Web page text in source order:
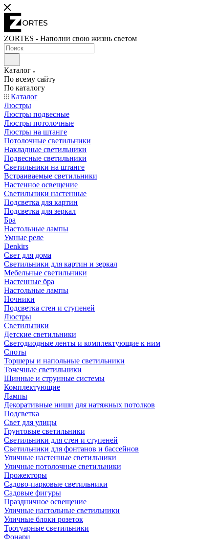
ZORTES - Наполни свою жизнь светом
Каталог
По всему сайту
По каталогу
Каталог
Люстры
Люстры подвесные
Люстры потолочные
Люстры на штанге
Потолочные светильники
Накладные светильники
Подвесные светильники
Светильники на штанге
Встраиваемые светильники
Настенное освещение
Светильники настенные
Подсветка для картин
Подсветка для зеркал
Бра
Настольные лампы
Умные реле
Denkirs
Свет для дома
Светильники для картин и зеркал
Мебельные светильники
Настенные бра
Настольные лампы
Ночники
Подсветка стен и ступеней
Люстры
Светильники
Детские светильники
Светодиодные ленты и комплектующие к ним
Споты
Торшеры и напольные светильники
Точечные светильники
Шинные и струнные системы
Комплектующие
Лампы
Декоративные ниши для натяжных потолков
Подсветка
Свет для улицы
Грунтовые светильники
Светильники для стен и ступеней
Светильники для фонтанов и бассейнов
Уличные настенные светильники
Уличные потолочные светильники
Прожекторы
Садово-парковые светильники
Садовые фигуры
Праздничное освещение
Уличные настольные светильники
Уличные блоки розеток
Тротуарные светильники
Фонари